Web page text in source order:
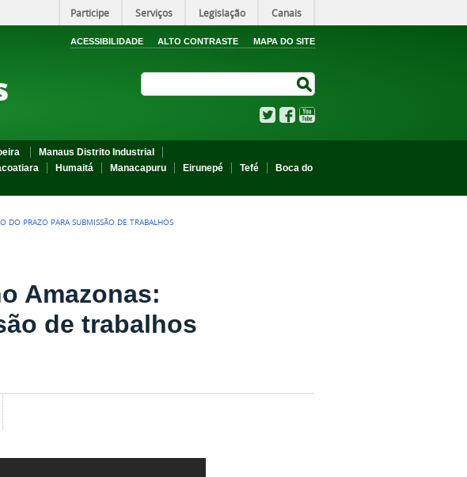
Participe Serviços Legislação Canais
ACESSIBILIDADE ALTO CONTRASTE MAPA DO SITE
TwitterFacebook
Manaus Distrito Industrial
Humaitá Manacapuru Eirunepé Tefé
Boca do
PRAZO PARA SUBMISSÃO DE TRABALHOS
Amazonas:
de trabalhos